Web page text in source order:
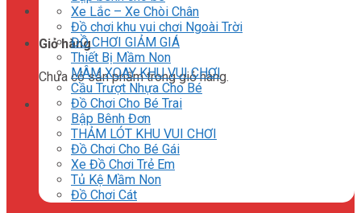
Giỏ hàng
Chưa có sản phẩm trong giỏ hàng.
Xe Lắc – Xe Chòi Chân
Đồ chơi khu vui chơi Ngoài Trời
ĐỒ CHƠI GIẢM GIÁ
Thiết Bị Mầm Non
MÂM XOAY KHU VUI CHƠI
Cầu Trượt Nhựa Cho Bé
Đồ Chơi Cho Bé Trai
Bập Bênh Đơn
THẢM LÓT KHU VUI CHƠI
Đồ Chơi Cho Bé Gái
Xe Đồ Chơi Trẻ Em
Tủ Kệ Mầm Non
Đồ Chơi Cát